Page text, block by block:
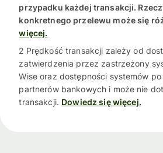
przypadku każdej transakcji.
konkretnego przelewu może się
więcej.
2 Prędkość transakcji zależy od
zatwierdzenia przez zastrzeżony
Wise oraz dostępności systemów
partnerów bankowych i może nie
transakcji. Dowiedz się więcej.